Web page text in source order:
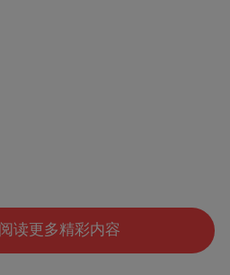
校党委牵头制定《关于
学校教师党建和思想政
读更多精彩内容